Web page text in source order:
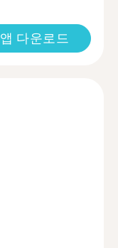
앱 다운로드